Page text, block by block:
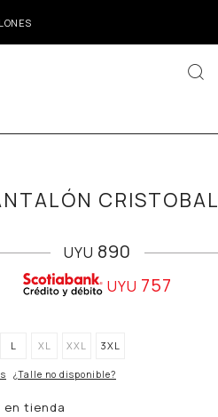
CRISTOBAL
UYU 890
UYU 757
L XL XXL 3XL
¿Talle no disponible?
en tienda